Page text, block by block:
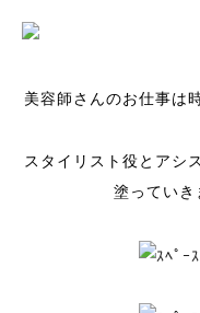
美容師さんのお仕事は
スタイリスト役とアシ
塗っていき